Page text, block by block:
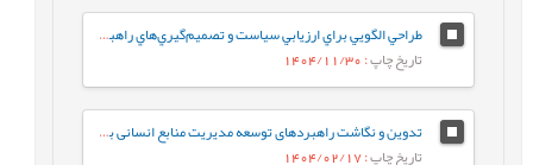
طراحي الگويي براي ارزيابي سياست و تصميم‌گيري‌هاي راهبردي در دانشگاه‌هاي ايران
تاریخ چاپ: 1404/11/30
تدوین و نگاشت راهبردهای توسعه مدیریت منابع انسانی بر اساس فناوری هوش مصنوعی در سازمان امور مالیاتی کشور
تاریخ چاپ: 1404/02/17